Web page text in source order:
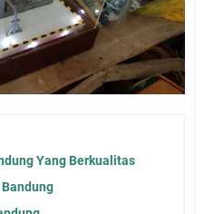
Yang Berkualitas